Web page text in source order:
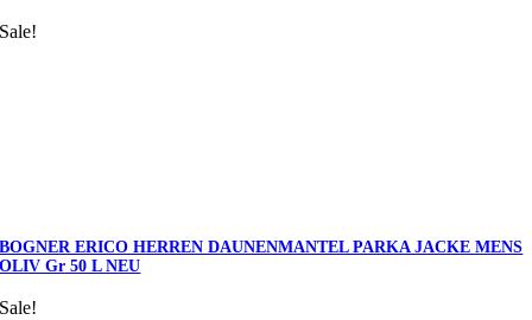
Sale!
BOGNER ERICO HERREN DAUNENMANTEL PARKA JACKE MENS
OLIV Gr 50 L NEU
Sale!